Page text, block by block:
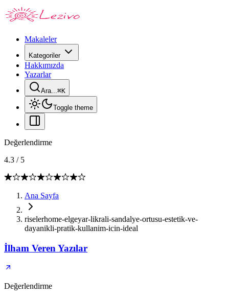
Makaleler
Kategoriler
Hakkımızda
Yazarlar
Ara...⌘K
Toggle theme
Değerlendirme
4.3 / 5
Ana Sayfa
riselerhome-elgeyar-likrali-sandalye-ortusu-estetik-ve-
dayanikli-pratik-kullanim-icin-ideal
İlham Veren Yazılar
Değerlendirme